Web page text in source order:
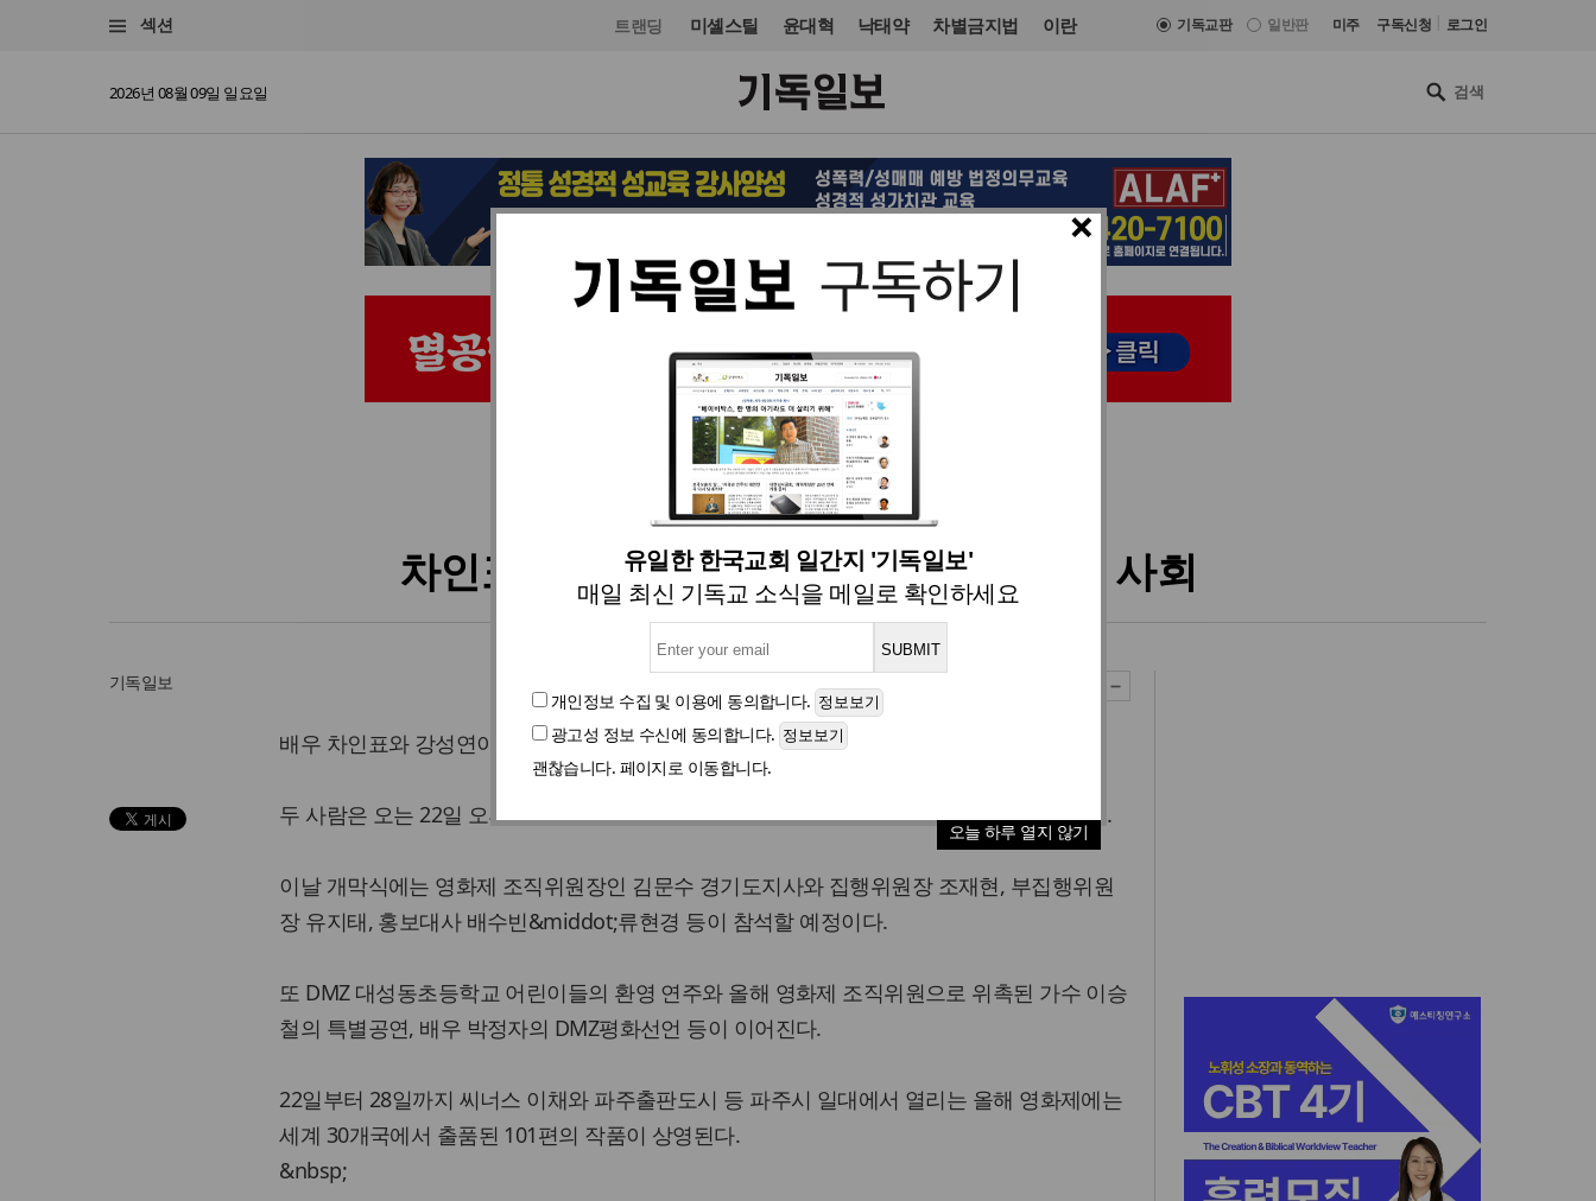
섹션 트랜딩 미셸스틸 윤대혁 낙태약 차별금지법 이란 기독교판 일반판 미주 구독신청 로그인
2026년 08월 09일 일요일
×
유일한 한국교회 일간지 '기독일보'
매일 최신 기독교 소식을 메일로 확인하세요
개인정보 수집 및 이용에 동의합니다.
광고성 정보 수신에 동의합니다.
괜찮습니다. 페이지로 이동합니다.
오늘 하루 열지 않기
문화 입력 2011. 09. 20 11:31
차인표.강성연, DMZ다큐영화제 개막식 사회
기독일보
배우 차인표와 강성연이 제3회 DMZ국제다큐멘터리영화제의 개막식 사회를 맡는다.
두 사람은 오는 22일 오후 7시 경기 파주 민통선 내 도라산역에서 열리는 개막식을 진행한다.
이날 개막식에는 영화제 조직위원장인 김문수 경기도지사와 집행위원장 조재현, 부집행위원
장 유지태, 홍보대사 배수빈&middot;류현경 등이 참석할 예정이다.
또 DMZ 대성동초등학교 어린이들의 환영 연주와 올해 영화제 조직위원으로 위촉된 가수 이승
철의 특별공연, 배우 박정자의 DMZ평화선언 등이 이어진다.
22일부터 28일까지 씨너스 이채와 파주출판도시 등 파주시 일대에서 열리는 올해 영화제에는
세계 30개국에서 출품된 101편의 작품이 상영된다.
&nbsp;